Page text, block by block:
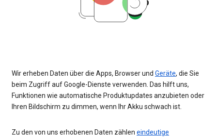
Wir erheben Daten über die Apps, Browser und Geräte, die Sie
beim Zugriff auf Google-Dienste verwenden. Das hilft uns,
Funktionen wie automatische Produktupdates anzubieten oder
Ihren Bildschirm zu dimmen, wenn Ihr Akku schwach ist.
Zu den von uns erhobenen Daten zählen eindeutige